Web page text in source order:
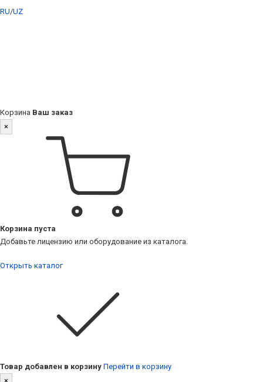
RU/UZ
Корзина Ваш заказ
×
Корзина пуста
Добавьте лицензию или оборудование из каталога.
Открыть каталог
Товар добавлен в корзину Перейти в корзину